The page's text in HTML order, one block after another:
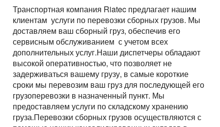
Транспортная компания Riatec предлагает нашим
клиентам услуги по перевозки сборных грузов. Мы
доставляем ваш сборный груз, обеспечив его
сервисным обслуживанием с учетом всех
дополнительных услуг.Наши диспетчеры обладают
высокой оперативностью, что позволяет не
задерживаться вашему грузу, в самые короткие
сроки мы перевозим ваш груз для последующей его
грузоперевозки в назначенный пункт. Мы
предоставляем услуги по складскому хранению
груза.Перевозки сборных грузов осуществляются с